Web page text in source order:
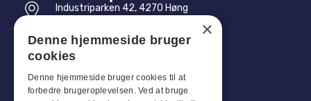
Industriparken 42, 4270 Høng
Puh: +45 4396 4122
Sähköposti: vb@viggobendz.dk
×
Denne hjemmeside bruger
cookies
Denne hjemmeside bruger cookies til at
forbedre brugeroplevelsen. Ved at bruge